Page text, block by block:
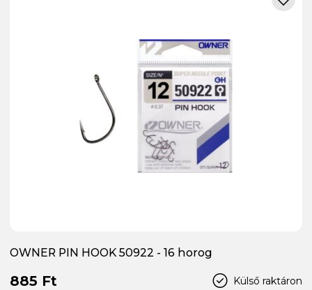
OWNER PIN HOOK 50922 - 16 horog
Külső raktáron
885 Ft